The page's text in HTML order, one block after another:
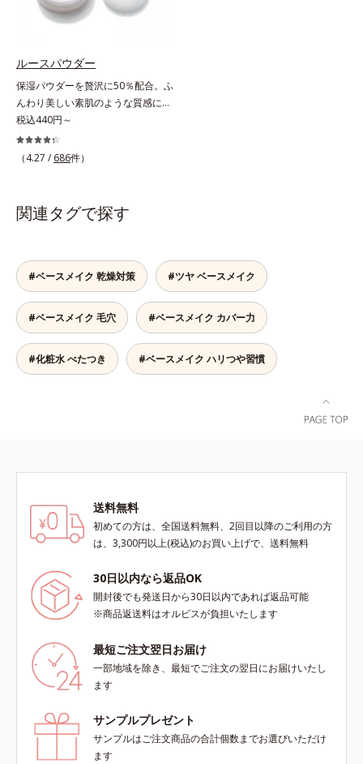
クリームのようにぴたっと密着。乾
燥による小ジワを目立たなく(*1)
す。むやみに隠すのではなくふわり
アのW効果で軽やかな美肌を印象づ
けます。紫外線吸収剤フリーなのに
高SPF値、さらにスキンプロテクト
複合成分(*3)が、ブルーライト、紫
外線、大気中の微粒子汚れなどの外
ー複合成分(*4)肌悩みが気になる時
拡散効果で乾燥小ジワや毛穴もカバ
ーします。【ラスティング効果】皮
主成分を選択的に吸収し、うるおい
はしっかり残すことでカバー力を保
ちます。*1 メイク効果による*2 角
層の範囲内*3 スキンプロテクト※
レーツコポリマー
ルースパウダー
保湿パウダーを贅沢に50％配合。ふ
んわり美しい素肌のような質感にな
りながらもうるおいとツヤを叶える
フェイスパウダー。朝の仕上がりの
クオリティが全然違う！ まるで美
タイプのファンデーションを使って
も、仕上げがパサパサのお粉ではせ
をまとったグロウニュアンスパウダ
ーを新配合。リキッドのツヤ感を活
かしながらも、ふんわりと軽やかな
サラツヤ肌へと、仕上がり質感を格
上げします。うるおいパウダーを
50％配合し、さらに浸透型ヒアルロ
ン酸エキスも加えることで、お粉な
税込440円～
（4.27 / 686件）
関連タグで探す
#ベースメイク 乾燥対策 #ツヤ ベースメイク
#ベースメイク 毛穴 #ベースメイク カバー力
#化粧水 べたつき #ベースメイク ハリつや習慣
送料無料
初めての方は、全国送料無料、2回目以降のご利用の方
は、3,300円以上(税込)のお買い上げで、送料無料
30日以内なら返品OK
開封後でも発送日から30日以内であれば返品可能
※商品返送料はオルビスが負担いたします
最短ご注文翌日お届け
一部地域を除き、最短でご注文の翌日にお届けいたし
ます
サンプルプレゼント
サンプルはご注文商品の合計個数までお選びいただけ
ます